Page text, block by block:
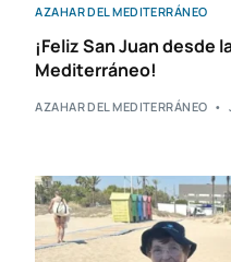
AZAHAR DEL MEDITERRÁNEO
¡Feliz San Juan desde
Mediterráneo!
AZAHAR DEL MEDITERRÁNEO